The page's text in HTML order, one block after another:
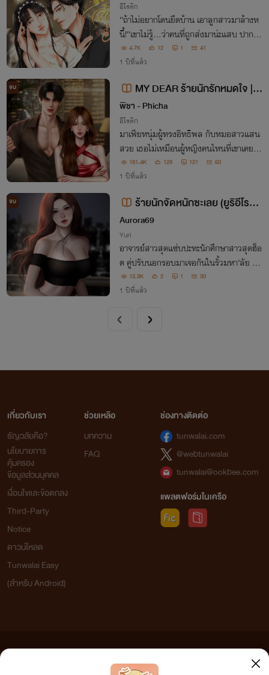
อีโรติก
“ถ้าไม่อยากโดนยึดบ้าน เอาลูกสาวมาล้างห
นี้!”เขาไม่รู้…ว่าคนที่ถูกส่งมาน่ะแสบ ปากห
มา และแรงยิ่งกว่าเมียเก่าเขาทุกคนรวมกัน!
แล้วแบบนี้ มาเฟียจอมโหดจะรอดจาก ‘เมียล้
4.7K 12 1 41
1 ปีที่แล้ว
จบ
MY DEAR ร้ายนักรักหมดใจ | น
นท์xมิริน
พิชา - Phicha
อีโรติก
มาเฟียหนุ่มผู้ทรงอิทธิพล กับหมอสาวแสน
สวย เธอไม่เหมือนผู้หญิงคนไหนที่เขาเคยเจ
อ ส่วนเขาดูร้ายและอันตรายเกินไป จากที่ไม่
ชอบก็ก่อเกิดเป็นความรัก ‘จากที่ไม่เคยยอมใ
181.4K 128 121 60
1 ปีที่แล้ว
จบ
ร้ายนักจัดหนักซะเลย (ยูริอีโรติก
20+)
Aurora69
Yuri
อาจารย์สาวสุดแซ่บปะทะนักศึกษาสาวสุดฮ็อ
ต คู่ปรับนอกรอบมาเจอกันในรั้วมหา’ลัย อา
จารย์คนสวยจะใช้วิธีการใดเพื่อกำราบเด็กสา
วช่างยียวนกวนประสาทคนนี้ได้ มาติดตามกั
12.3K 2 1 30
1 ปีที่แล้ว
เกี่ยวกับเรา
ธัญวลัยคือ?
นโยบายการ
คุ้มครอง
ข้อมูลส่วนบุคคล
เงื่อนไขและข้อตกลง
Third-Party
Notice
ดาวน์โหลด
Tunwalai Easy
(สำหรับ Android)
ช่วยเหลือ
บทความ
FAQ
ช่องทางติดต่อ
tunwalai.com
@webtunwalai
tunwalai@ookbee.com
แพลตฟอร์มในเครือ
เว็บไซต์แห่งนี้ไม่ได้เห็นด้วยและไม่ขอรับผิดชอบต่อข้อความใดๆ ทั้งสิ้น ดังนั้นผู้อ่านทุกท่านโปรดใช้